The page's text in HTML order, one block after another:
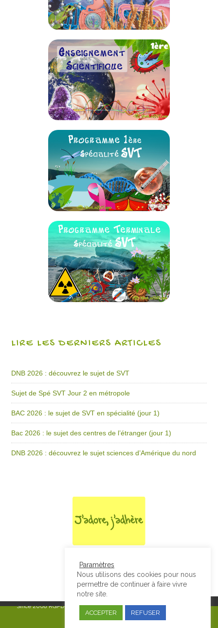
LIRE LES DERNIERS ARTICLES
DNB 2026 : découvrez le sujet de SVT
Sujet de Spé SVT Jour 2 en métropole
BAC 2026 : le sujet de SVT en spécialité (jour 1)
Bac 2026 : le sujet des centres de l’étranger (jour 1)
DNB 2026 : découvrez le sujet sciences d’Amérique du nord
Since 2008RGPD & Mentions Légales|Designed by Studio Thil - Site
internet - Charte graphique
Paramètres
Nous utilisons des cookies pour nous
permettre de continuer à faire vivre
notre site.
ACCEPTER REFUSER